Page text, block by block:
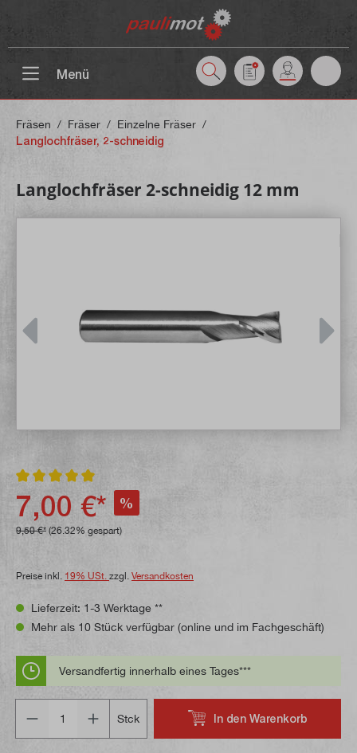
Menü
Fräsen / Fräser / Einzelne Fräser /
Langlochfräser, 2-schneidig
Langlochfräser 2-schneidig 12 mm
Durchschnittliche Bewertung von 5 von 5 Sternen
7,00 €* %
9,50 €* (26.32% gespart)
Preise inkl. 19% USt. zzgl. Versandkosten
Lieferzeit: 1-3 Werktage **
Mehr als 10 Stück verfügbar (online und im Fachgeschäft)
Versandfertig innerhalb eines Tages***
Stck
In den Warenkorb